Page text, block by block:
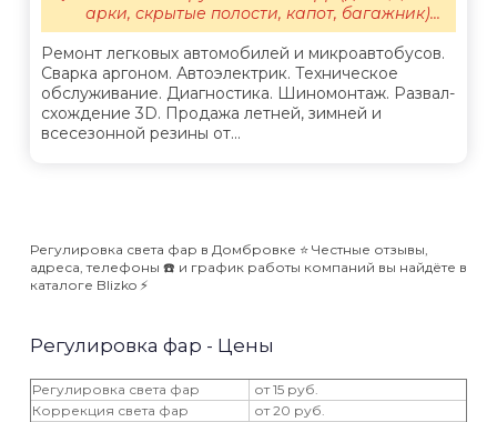
Ремонт легковых автомобилей и микроавтобусов.
Сварка аргоном. Автоэлектрик. Техническое
обслуживание. Диагностика. Шиномонтаж. Развал-
схождение 3D. Продажа летней, зимней и
всесезонной резины от...
арки, скрытые полости, капот, багажник)...
Регулировка света фар в Домбровке ⭐️ Честные отзывы,
адреса, телефоны ☎️ и график работы компаний вы найдёте в
каталоге Blizko ⚡️
Регулировка фар - Цены
Регулировка света фар
от 15 руб.
Коррекция света фар
от 20 руб.